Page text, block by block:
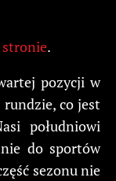
.
pozycji w
co jest
południowi
do sportów
sezonu nie